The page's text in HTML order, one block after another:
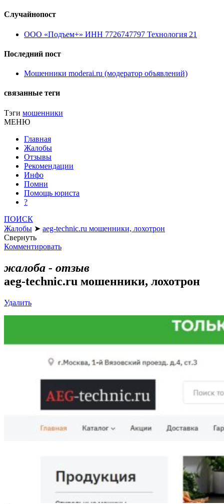
Случайнопост
ООО «Подъем+» ИНН 7726747797 Технология 21
Последний пост
Мошенники moderai.ru (модератор объявлений)
связанные теги
Тэги мошенники
МЕНЮ
Главная
Жалобы
Отзывы
Рекомендации
Инфо
Помни
Помощь юриста
?
ПОИСК
Жалобы ➤ aeg-technic.ru мошенники, лохотрон
Свернуть
Комментировать
жалоба - отзыв
aeg-technic.ru мошенники, лохотрон
Удалить